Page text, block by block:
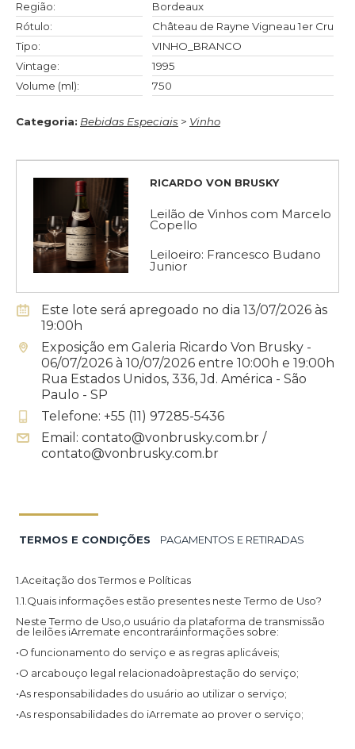
Região:
Bordeaux
Rótulo:
Château de Rayne Vigneau 1er Cru
Tipo:
VINHO_BRANCO
Vintage:
1995
Volume (ml):
750
Categoria: Bebidas Especiais > Vinho
RICARDO VON BRUSKY
Leilão de Vinhos com Marcelo
Copello
Leiloeiro: Francesco Budano
Junior
Este lote será apregoado no dia 13/07/2026 às
19:00h
Exposição em Galeria Ricardo Von Brusky -
06/07/2026 à 10/07/2026 entre 10:00h e 19:00h
Rua Estados Unidos, 336, Jd. América - São
Paulo - SP
Telefone: +55 (11) 97285-5436
Email: contato@vonbrusky.com.br /
contato@vonbrusky.com.br
TERMOS E CONDIÇÕES PAGAMENTOS E RETIRADAS
1.Aceitação dos Termos e Políticas
1.1.Quais informações estão presentes neste Termo de Uso?
Neste Termo de Uso,o usuário da plataforma de transmissão
de leilões iArremate encontraráinformações sobre:
•O funcionamento do serviço e as regras aplicáveis;
•O arcabouço legal relacionadoàprestação do serviço;
•As responsabilidades do usuário ao utilizar o serviço;
•As responsabilidades do iArremate ao prover o serviço;